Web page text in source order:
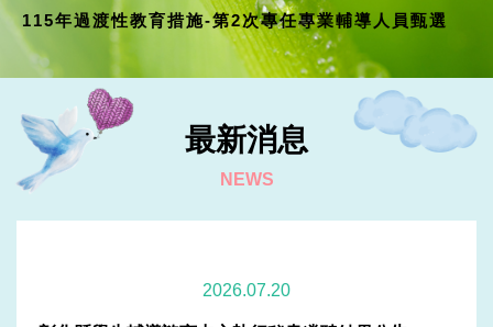
115年過渡性教育措施-第2次專任專業輔導人員甄選
2026-02-03
115年「推動過渡性教育措施計畫」 專任專業輔導人員甄
選
2026-01-16
114年度全國輔諮中心會議-資深優良專任專業輔導人員頒
2026-01-16
最新消息
NEWS
2026.07.20